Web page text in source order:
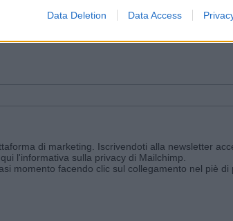
Data Deletion Data Access
e ricevi le nostre email periodiche contenenti le
di marketing. Iscrivendoti alla newsletter
l'informativa sulla privacy di Mailchimp
momento facendo clic sul collegamento nel piè di